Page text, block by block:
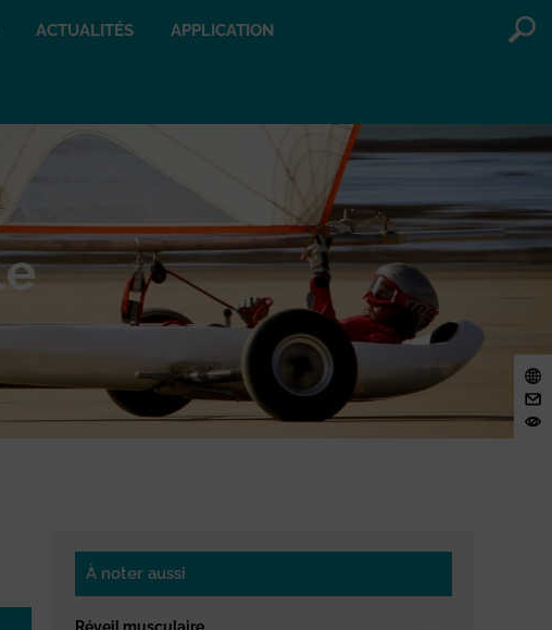
ACTUALITÉS APPLICATION
À noter aussi